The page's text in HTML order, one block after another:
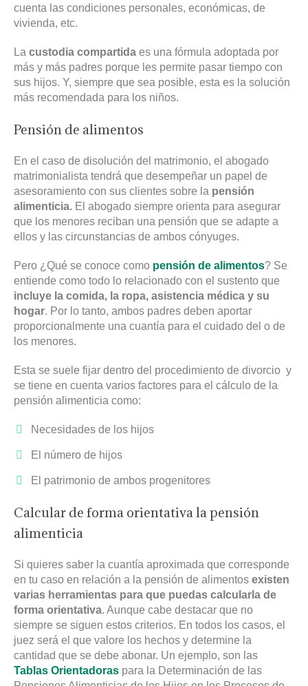
cuenta las condiciones personales, económicas, de
vivienda, etc.
La custodia compartida es una fórmula adoptada por
más y más padres porque les permite pasar tiempo con
sus hijos. Y, siempre que sea posible, esta es la solución
más recomendada para los niños.
Pensión de alimentos
En el caso de disolución del matrimonio, el abogado
matrimonialista tendrá que desempeñar un papel de
asesoramiento con sus clientes sobre la pensión
alimenticia. El abogado siempre orienta para asegurar
que los menores reciban una pensión que se adapte a
ellos y las circunstancias de ambos cónyuges.
Pero ¿Qué se conoce como pensión de alimentos? Se
entiende como todo lo relacionado con el sustento que
incluye la comida, la ropa, asistencia médica y su
hogar. Por lo tanto, ambos padres deben aportar
proporcionalmente una cuantía para el cuidado del o de
los menores.
Esta se suele fijar dentro del procedimiento de divorcio y
se tiene en cuenta varios factores para el cálculo de la
pensión alimenticia como:
Necesidades de los hijos
El número de hijos
El patrimonio de ambos progenitores
Calcular de forma orientativa la pensión
alimenticia
Si quieres saber la cuantía aproximada que corresponde
en tu caso en relación a la pensión de alimentos existen
varias herramientas para que puedas calcularla de
forma orientativa. Aunque cabe destacar que no
siempre se siguen estos criterios. En todos los casos, el
juez será el que valore los hechos y determine la
cantidad que se debe abonar. Un ejemplo, son las
Tablas Orientadoras para la Determinación de las